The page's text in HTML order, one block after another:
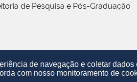
de navegação e coletar
com nosso monitoramento de
de Pesquisa e Pós-Graduação